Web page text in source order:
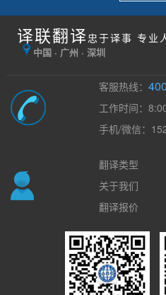
译联翻译 忠于译事 专业
中国 · 广州 · 深圳
客服热线：
工作时间：
手机/微信：
翻译类型
关于我们
翻译报价